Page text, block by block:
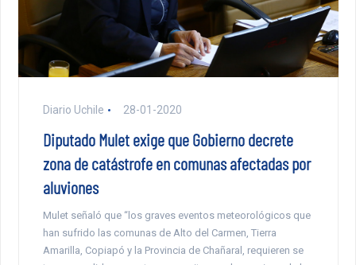
Diario Uchile 28-01-2020
Diputado Mulet exige que Gobierno decrete
zona de catástrofe en comunas afectadas por
aluviones
Mulet señaló que “los graves eventos meteorológicos que
han sufrido las comunas de Alto del Carmen, Tierra
Amarilla, Copiapó y la Provincia de Chañaral, requieren se